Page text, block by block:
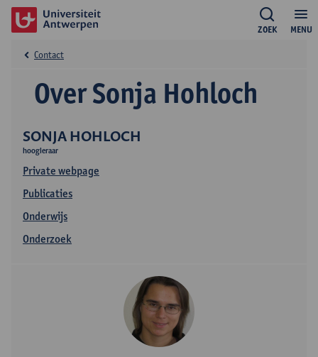
MENU
ZOEK
SONJA HOHLOCH
hoogleraar
Private webpage
Publicaties
Onderwijs
Onderzoek
Over Sonja Hohloch
Contact